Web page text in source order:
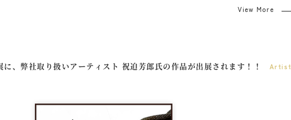
View More
、弊社取り扱いアーティスト 祝迫芳郎氏の作品が出展されます！！ Artist